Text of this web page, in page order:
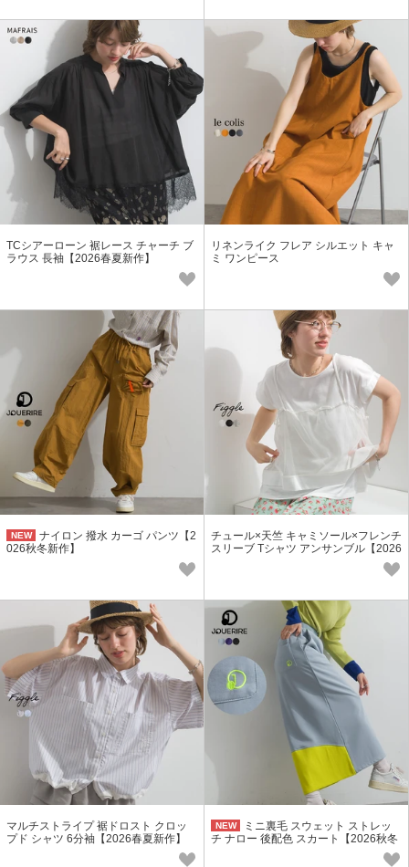
TCシアーローン 裾レース チャーチ ブ
ラウス 長袖【2026春夏新作】
リネンライク フレア シルエット キャ
ミ ワンピース
NEW
ナイロン 撥水 カーゴ パンツ【2
026秋冬新作】
チュール×天竺 キャミソール×フレンチ
スリーブ Tシャツ アンサンブル【2026
マルチストライプ 裾ドロスト クロッ
プド シャツ 6分袖【2026春夏新作】
NEW
ミニ裏毛 スウェット ストレッ
チ ナロー 後配色 スカート【2026秋冬